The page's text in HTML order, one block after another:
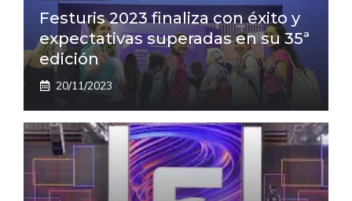
Festuris 2023 finaliza con éxito y
expectativas superadas en su 35ª
edición
20/11/2023